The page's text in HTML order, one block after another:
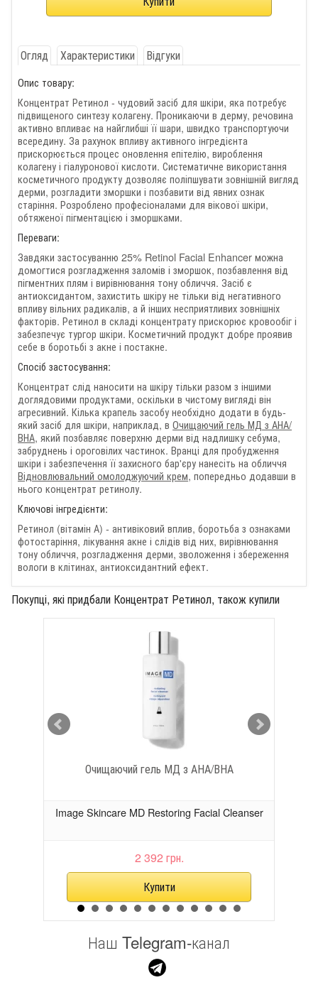
Огляд Характеристики Відгуки
Опис товару:
Концентрат Ретинол - чудовий засіб для шкіри, яка потребує
підвищеного синтезу колагену. Проникаючи в дерму, речовина
активно впливає на найглибші її шари, швидко транспортуючи
всередину. За рахунок впливу активного інгредієнта
прискорюється процес оновлення епітелію, вироблення
колагену і гіалуронової кислоти. Систематичне використання
косметичного продукту дозволяє поліпшувати зовнішній вигляд
дерми, розгладити зморшки і позбавити від явних ознак
старіння. Розроблено професіоналами для вікової шкіри,
обтяженої пігментацією і зморшками.
Переваги:
Завдяки застосуванню 25% Retinol Facial Enhancer можна
домогтися розгладження заломів і зморшок, позбавлення від
пігментних плям і вирівнювання тону обличчя. Засіб є
антиоксидантом, захистить шкіру не тільки від негативного
впливу вільних радикалів, а й інших несприятливих зовнішніх
факторів. Ретинол в складі концентрату прискорює кровообіг і
забезпечує тургор шкіри. Косметичний продукт добре проявив
себе в боротьбі з акне і постакне.
Спосіб застосування:
Концентрат слід наносити на шкіру тільки разом з іншими
доглядовими продуктами, оскільки в чистому вигляді він
агресивний. Кілька крапель засобу необхідно додати в будь-
який засіб для шкіри, наприклад, в Очищаючий гель МД з АНА/
ВНА, який позбавляє поверхню дерми від надлишку себума,
забруднень і ороговілих частинок. Вранці для пробудження
шкіри і забезпечення її захисного бар'єру нанесіть на обличчя
Відновлювальний омолоджуючий крем, попередньо додавши в
нього концентрат ретинолу.
Ключові інгредієнти:
Ретинол (вітамін А) - антивіковий вплив, боротьба з ознаками
фотостаріння, лікування акне і слідів від них, вирівнювання
тону обличчя, розгладження дерми, зволоження і збереження
вологи в клітинах, антиоксидантний ефект.
Покупці, які придбали Концентрат Ретинол, також купили
Очищаючий гель МД з АНА/ВНА
Image Skincare MD Restoring Facial Cleanser
2 392 грн.
Наш Telegram-канал